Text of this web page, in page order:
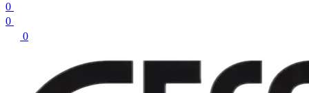
0
0
0